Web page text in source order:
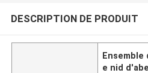
DESCRIPTION DE PRODUIT
Ensemble
e nid